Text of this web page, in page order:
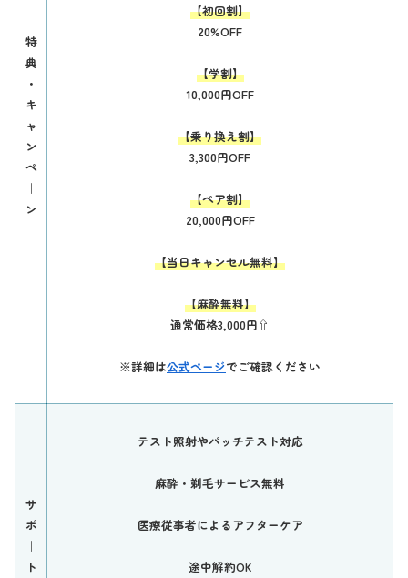
特
典
・
キ
ャ
ン
ペ
｜
ン
【初回割】
20%OFF
【学割】
10,000円OFF
【乗り換え割】
3,300円OFF
【ペア割】
20,000円OFF
【当日キャンセル無料】
【麻酔無料】
通常価格3,000円⇧
※詳細は公式ページでご確認ください
サ
ポ
｜
ト
テスト照射やパッチテスト対応
麻酔・剃毛サービス無料
医療従事者によるアフターケア
途中解約OK